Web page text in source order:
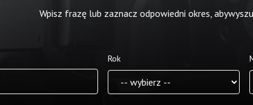
Wpisz frazę lub zaznacz odpowiedni okres,
Rok